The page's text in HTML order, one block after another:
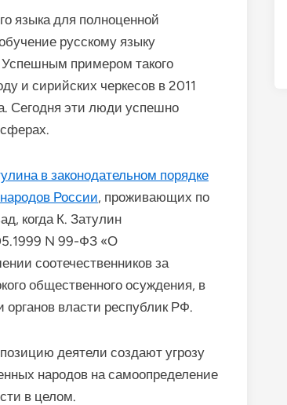
языка для полноценной
русскому языку
примером такого
и сирийских черкесов в 2011
Сегодня эти люди успешно
в законодательном порядке
России, проживающих по
когда К. Затулин
N 99-ФЗ «О
соотечественников за
общественного осуждения, в
власти республик РФ.
деятели создают угрозу
народов на самоопределение
в целом.